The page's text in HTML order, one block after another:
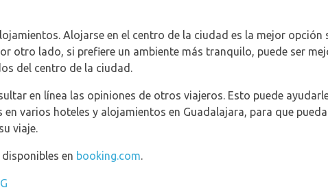
Alojarse en el centro de la ciudad es la mejor opción
otro lado, si prefiere un ambiente más tranquilo, puede ser
del centro de la ciudad.
en línea las opiniones de otros viajeros. Esto puede
varios hoteles y alojamientos en Guadalajara, para que
viaje.
en booking.com.